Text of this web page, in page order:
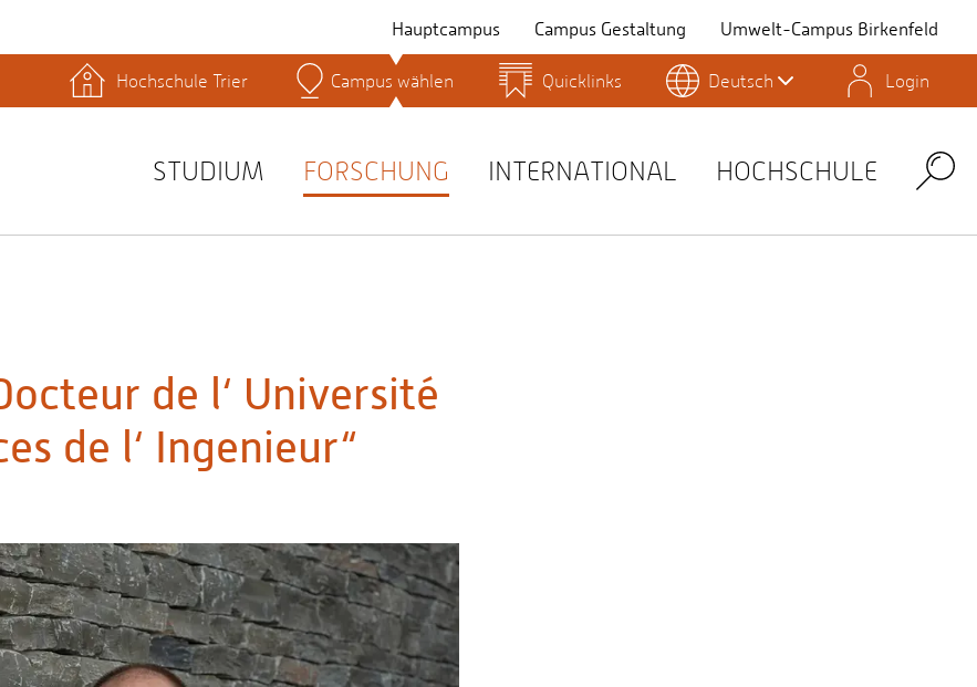
Hauptcampus Campus Gestaltung Umwelt-Campus Birkenfeld
Lernplattformen
Personensuche
Studienservice
Stud.IP
Hochschule Trier Campus wählen Quicklinks Deutsch Login
STUDIUM FORSCHUNG INTERNATIONAL HOCHSCHULE Search
de l‘ Université
de l‘ Ingenieur“